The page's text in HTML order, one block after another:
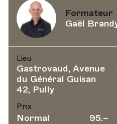
Formateur
Gaël
Lieu
Gastrovaud, Avenue
du Général Guisan
42, Pully
Prix
Normal 95.–